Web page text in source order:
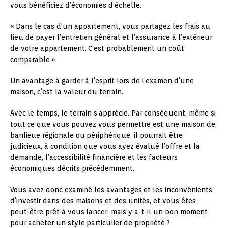
vous bénéficiez d’économies d’échelle.
« Dans le cas d’un appartement, vous partagez les frais au
lieu de payer l’entretien général et l’assurance à l’extérieur
de votre appartement. C’est probablement un coût
comparable ».
Un avantage à garder à l’esprit lors de l’examen d’une
maison, c’est la valeur du terrain.
Avec le temps, le terrain s’apprécie. Par conséquent, même si
tout ce que vous pouvez vous permettre est une maison de
banlieue régionale ou périphérique, il pourrait être
judicieux, à condition que vous ayez évalué l’offre et la
demande, l’accessibilité financière et les facteurs
économiques décrits précédemment.
Vous avez donc examiné les avantages et les inconvénients
d’investir dans des maisons et des unités, et vous êtes
peut-être prêt à vous lancer, mais y a-t-il un bon moment
pour acheter un style particulier de propriété ?